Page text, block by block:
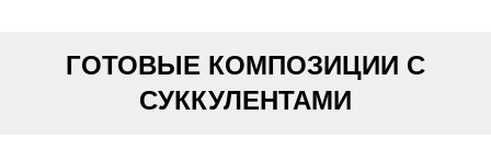
ГОТОВЫЕ КОМПОЗИЦИИ С
СУККУЛЕНТАМИ